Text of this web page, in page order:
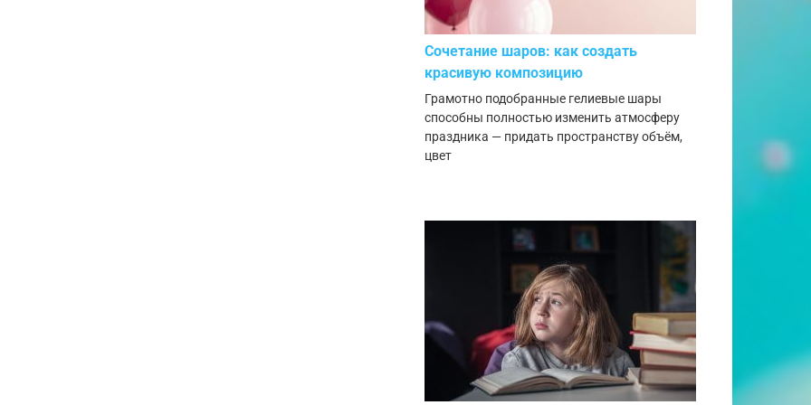
Сочетание шаров: как создать
красивую композицию
Грамотно подобранные гелиевые шары
способны полностью изменить атмосферу
праздника — придать пространству объём,
цвет